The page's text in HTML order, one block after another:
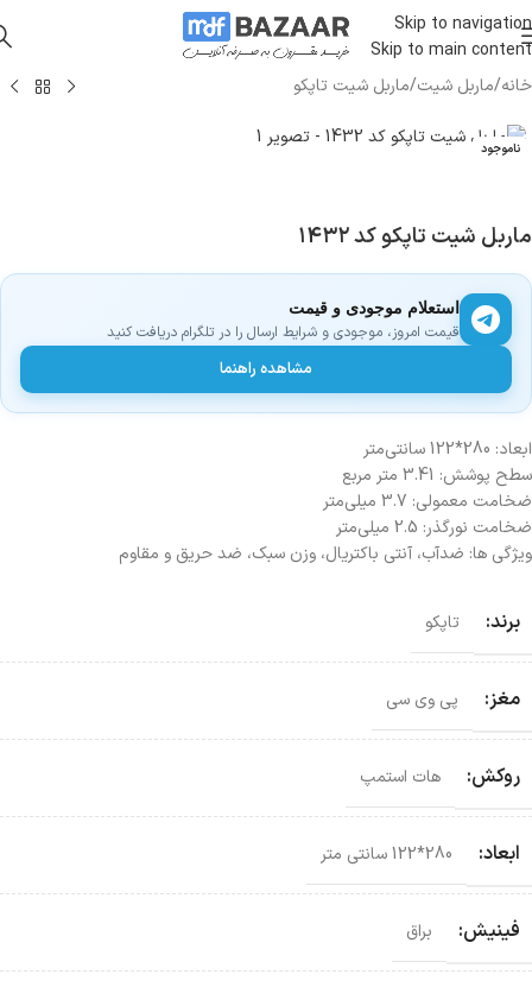
Skip to navigation
Skip to main content
خانه/ماربل شیت/ماربل شیت تاپکو
ناموجود
ماربل شیت تاپکو کد ۱۴۳۲
استعلام موجودی و قیمت
قیمت امروز، موجودی و شرایط ارسال را در تلگرام دریافت کنید
مشاهده راهنما
ابعاد: 280*122 سانتی‌متر
سطح پوشش: 3.41 متر مربع
ضخامت معمولی: 3.7 میلی‌متر
ضخامت نورگذر: 2.5 میلی‌متر
ویژگی ها: ضدآب، آنتی باکتریال، وزن سبک، ضد حریق و مقاوم
برند: تاپکو
مغز: پی وی سی
روکش: هات استمپ
ابعاد: 280*122 سانتی‌ متر
فینیش: براق